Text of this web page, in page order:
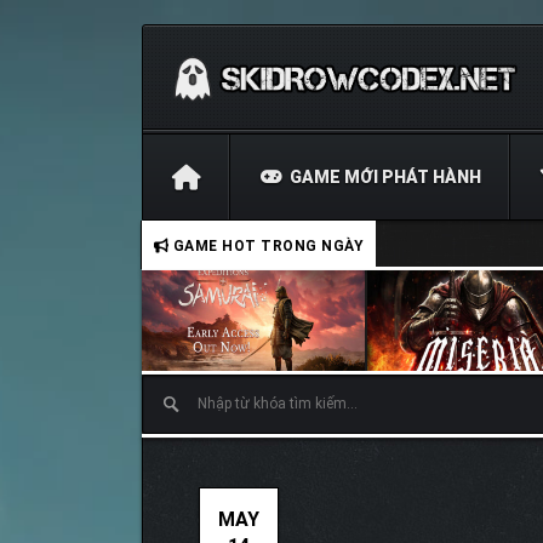
GAME MỚI PHÁT HÀNH
GAME HOT TRONG NGÀY
MAY